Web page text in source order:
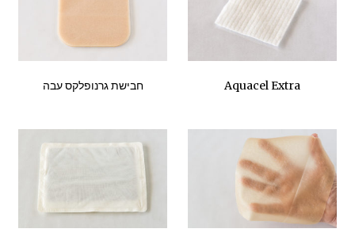
Aquacel Extra חבישת גרנופלקס עבה